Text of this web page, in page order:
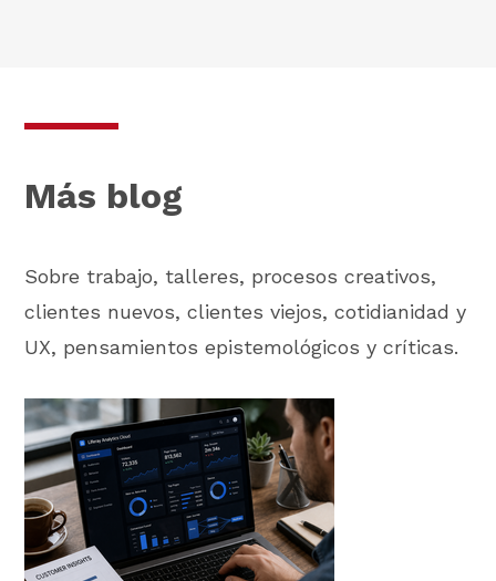
Más blog
Sobre trabajo, talleres, procesos creativos,
clientes nuevos, clientes viejos, cotidianidad y
UX, pensamientos epistemológicos y críticas.